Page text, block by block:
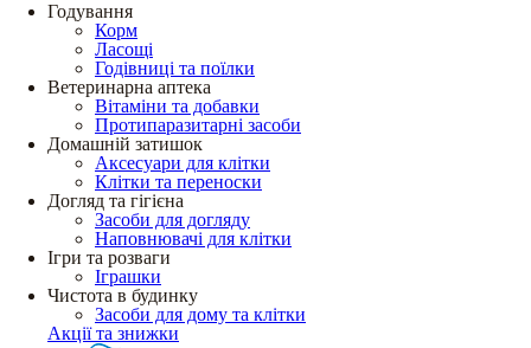
Годування
Корм
Ласощі
Годівниці та поїлки
Ветеринарна аптека
Вітаміни та добавки
Протипаразитарні засоби
Домашній затишок
Аксесуари для клітки
Клітки та переноски
Догляд та гігієна
Засоби для догляду
Наповнювачі для клітки
Ігри та розваги
Іграшки
Чистота в будинку
Засоби для дому та клітки
Акції та знижки